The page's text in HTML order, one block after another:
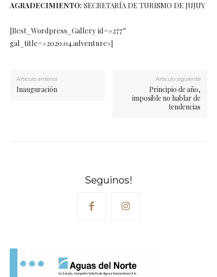
AGRADECIMIENTO: SECRETARÍA DE TURISMO DE JUJUY
[Best_Wordpress_Gallery id=»277″
gal_title=»2020.04.adventure»]
Artículo anterior
Inauguración
Artículo siguiente
Principio de año,
imposible no hablar de
tendencias
Seguinos!